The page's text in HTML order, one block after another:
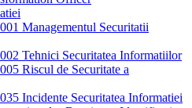
Managementul Securitatii
Tehnici Securitatea Informatiilor
Riscul de Securitate a
Incidente Securitatea Informatiei